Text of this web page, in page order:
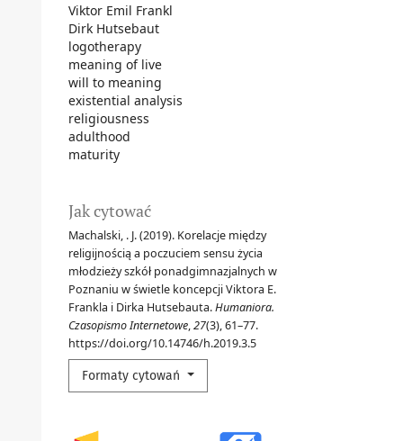
Viktor Emil Frankl
Dirk Hutsebaut
logotherapy
meaning of live
will to meaning
existential analysis
religiousness
adulthood
maturity
Jak cytować
Machalski, . J. (2019). Korelacje między
religijnością a poczuciem sensu życia
młodzieży szkół ponadgimnazjalnych w
Poznaniu w świetle koncepcji Viktora E.
Frankla i Dirka Hutsebauta.Humaniora.
Czasopismo Internetowe,27(3), 61–77.
https://doi.org/10.14746/h.2019.3.5
Formaty cytowań